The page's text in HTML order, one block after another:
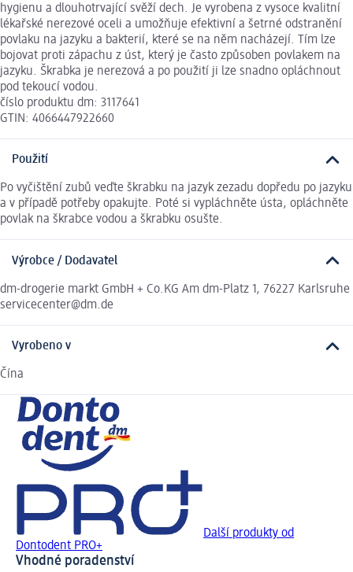
hygienu a dlouhotrvající svěží dech. Je vyrobena z vysoce kvalitní
lékařské nerezové oceli a umožňuje efektivní a šetrné odstranění
povlaku na jazyku a bakterií, které se na něm nacházejí. Tím lze
bojovat proti zápachu z úst, který je často způsoben povlakem na
jazyku. Škrabka je nerezová a po použití ji lze snadno opláchnout
pod tekoucí vodou.
číslo produktu dm: 3117641
GTIN: 4066447922660
Použití
Po vyčištění zubů veďte škrabku na jazyk zezadu dopředu po jazyku
a v případě potřeby opakujte. Poté si vypláchněte ústa, opláchněte
povlak na škrabce vodou a škrabku osušte.
Výrobce / Dodavatel
dm-drogerie markt GmbH + Co.KG Am dm-Platz 1, 76227 Karlsruhe
servicecenter@dm.de
Vyrobeno v
Čína
Další produkty od
Dontodent PRO+
Vhodné poradenství